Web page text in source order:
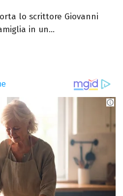
lo scrittore Giovanni
in un...